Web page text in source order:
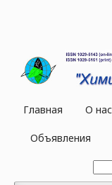
Главная О нас
Объявления